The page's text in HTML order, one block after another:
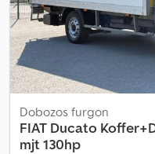
deréktámasszal és
tárolóval, első ülések
rendszer, 12V aljzat a
Dobozos furgon
FIAT Ducato
mjt 130hp